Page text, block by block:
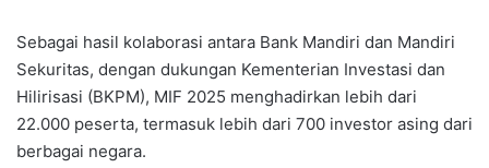
Sebagai hasil kolaborasi antara Bank Mandiri dan Mandiri
Sekuritas, dengan dukungan Kementerian Investasi dan
Hilirisasi (BKPM), MIF 2025 menghadirkan lebih dari
22.000 peserta, termasuk lebih dari 700 investor asing dari
berbagai negara.